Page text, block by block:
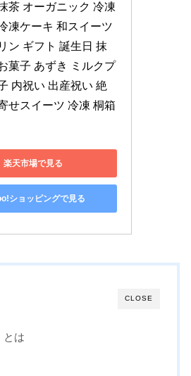
茶 オーガニック 冷凍
凍ケーキ 和スイーツ
ン ギフト 誕生日 抹
菓子 あずき ミルクプ
内祝い 出産祝い 絶
せスイーツ 冷凍 桐箱
楽天市場で見る
ショッピングで見る
CLOSE
とは